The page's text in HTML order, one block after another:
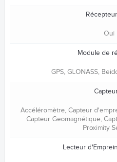
Oui
Module de
GPS, GLONASS,
Accéléromètre, Capteur
Capteur Geomagnétique,
Proximity
Lecteur